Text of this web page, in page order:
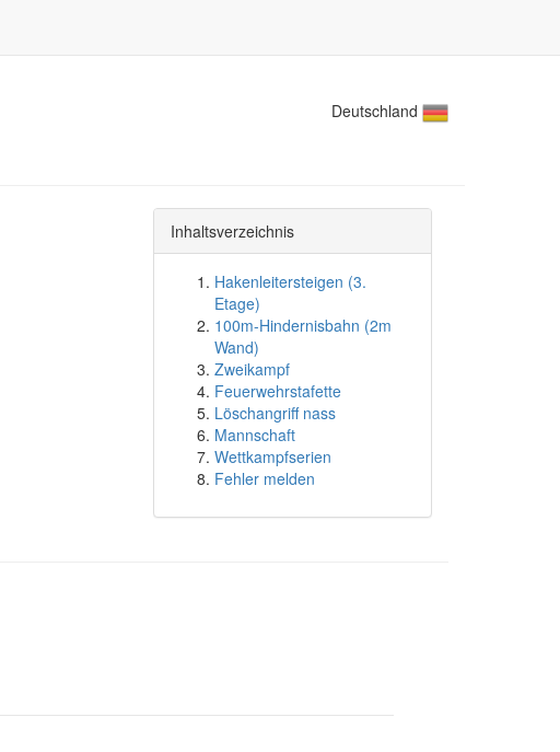
Deutschland
Inhaltsverzeichnis
Hakenleitersteigen (3.
Etage)
100m-Hindernisbahn (2m
Wand)
Zweikampf
Feuerwehrstafette
Löschangriff nass
Mannschaft
Wettkampfserien
Fehler melden